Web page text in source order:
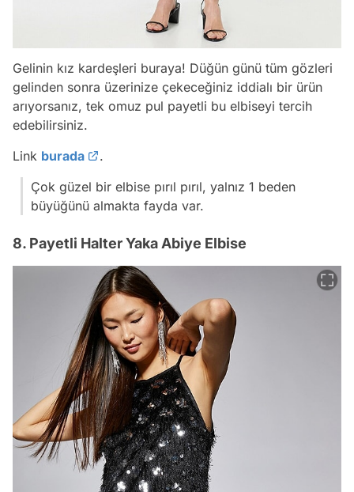
Gelinin kız kardeşleri buraya! Düğün günü tüm gözleri
gelinden sonra üzerinize çekeceğiniz iddialı bir ürün
arıyorsanız, tek omuz pul payetli bu elbiseyi tercih
edebilirsiniz.
Link burada
.
Çok güzel bir elbise pırıl pırıl, yalnız 1 beden
büyüğünü almakta fayda var.
8. Payetli Halter Yaka Abiye Elbise